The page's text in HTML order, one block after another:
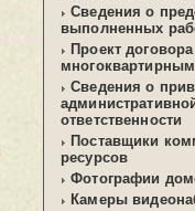
Сведения о
выполненных
Проект
Сведения о
ответственности
Поставщики
ресурсов
Фотографии
Камеры